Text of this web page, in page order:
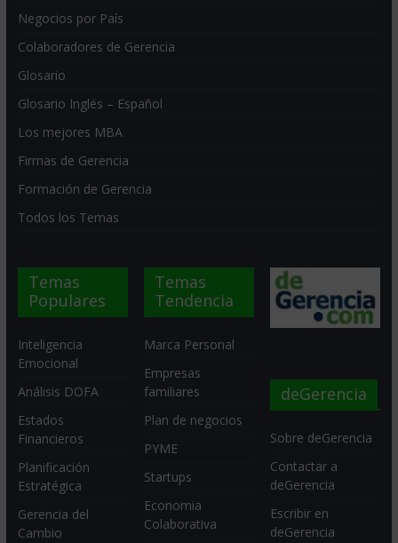
Negocios por País
Colaboradores de Gerencia
Glosario
Glosario Inglés – Español
Los mejores MBA
Firmas de Gerencia
Formación de Gerencia
Todos los Temas
Temas
Populares
Inteligencia
Emocional
Análisis DOFA
Estados
Financieros
Planificación
Estratégica
Gerencia del
Cambio
Temas
Tendencia
Marca Personal
Empresas
familiares
Plan de negocios
PYME
Startups
Economia
Colaborativa
deGerencia
Sobre deGerencia
Contactar a
deGerencia
Escribir en
deGerencia